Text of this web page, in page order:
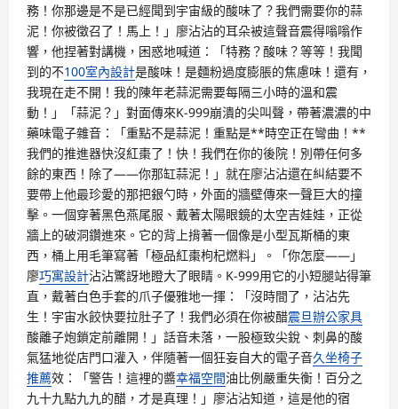
務！你那邊是不是已經聞到宇宙級的酸味了？我們需要你的蒜
泥！你被徵召了！馬上！」廖沾沾的耳朵被這聲音震得嗡嗡作
響，他捏著對講機，困惑地喊道：「特務？酸味？等等！我聞
到的不100室內設計是酸味！是麵粉過度膨脹的焦慮味！還有，
我現在走不開！我的陳年老蒜泥需要每隔三小時的溫和震
動！」「蒜泥？」對面傳來K-999崩潰的尖叫聲，帶著濃濃的中
藥味電子雜音：「重點不是蒜泥！重點是**時空正在彎曲！**
我們的推進器快沒紅棗了！快！我們在你的後院！別帶任何多
餘的東西！除了——你那缸蒜泥！」就在廖沾沾還在糾結要不
要帶上他最珍愛的那把銀勺時，外面的牆壁傳來一聲巨大的撞
擊。一個穿著黑色燕尾服、戴著太陽眼鏡的太空吉娃娃，正從
牆上的破洞鑽進來。它的背上揹著一個像是小型瓦斯桶的東
西，桶上用毛筆寫著「極品紅棗枸杞燃料」。「你怎麼——」
廖巧寓設計沾沾驚訝地瞪大了眼睛。K-999用它的小短腿站得筆
直，戴著白色手套的爪子優雅地一揮：「沒時間了，沾沾先
生！宇宙水餃快要拉肚子了！我們必須在你被醋震旦辦公家具
酸離子炮鎖定前離開！」話音未落，一股極致尖銳、刺鼻的酸
氣猛地從店門口灌入，伴隨著一個狂妄自大的電子音久坐椅子
推薦效：「警告！這裡的醬幸福空間油比例嚴重失衡！百分之
九十九點九九的醋，才是真理！」廖沾沾知道，這是他的宿